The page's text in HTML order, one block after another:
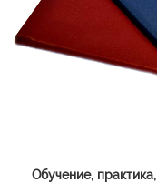
Обучение, практика,